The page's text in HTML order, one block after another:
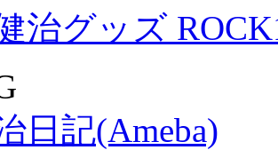
治グッズ
日記(Ameba)